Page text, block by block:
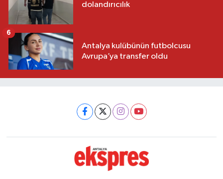
dolandırıcılık
Antalya kulübünün futbolcusu
Avrupa’ya transfer oldu
6